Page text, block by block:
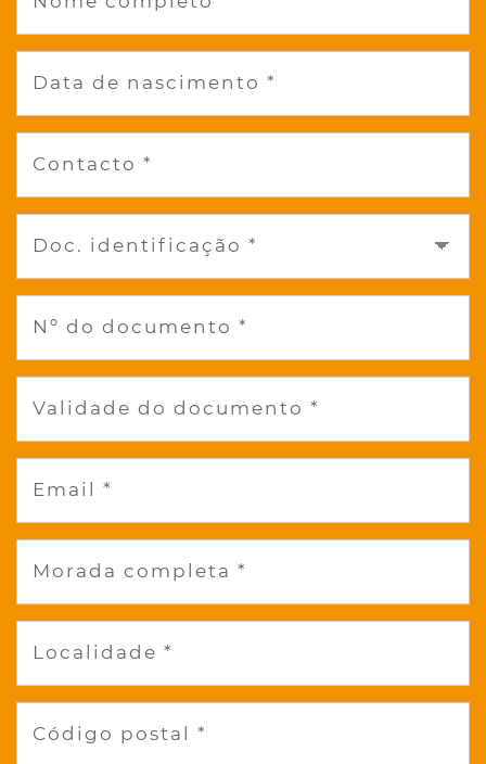
Data de nascimento *
Contacto *
Doc. identificação *
Nº do documento *
Validade do documento *
Email *
Morada completa *
Localidade *
Código postal *